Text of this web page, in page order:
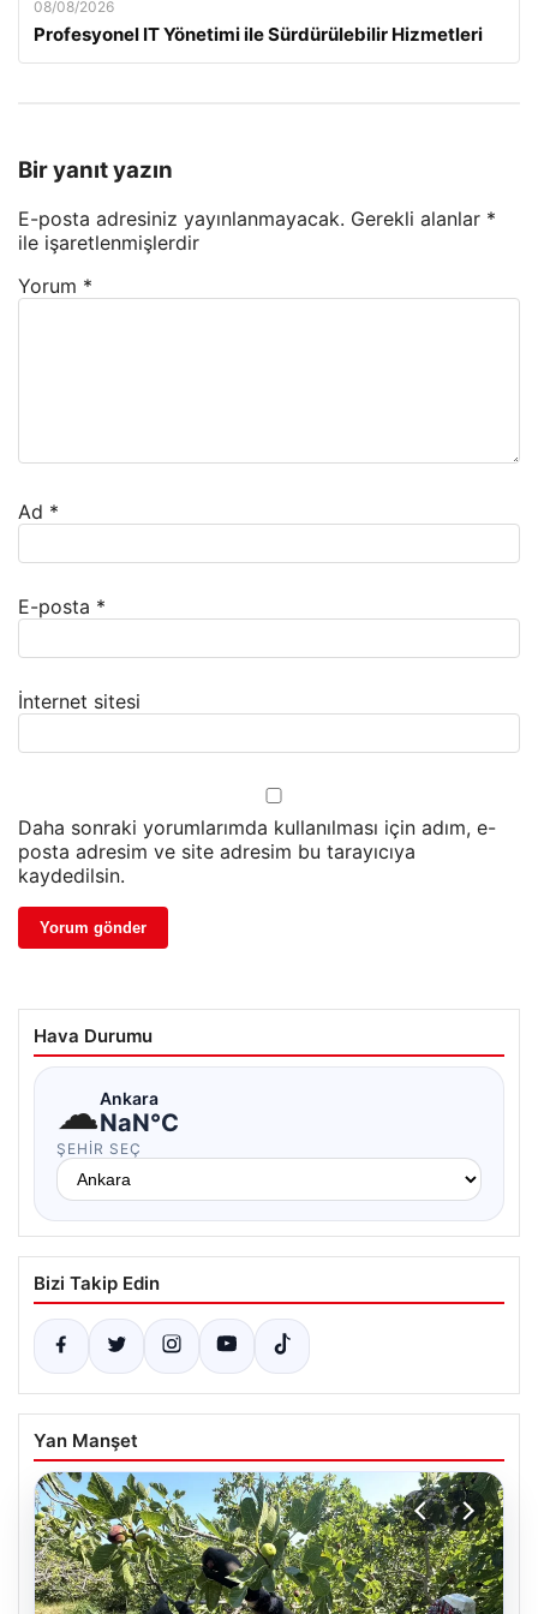
08/08/2026
Profesyonel IT Yönetimi ile Sürdürülebilir Hizmetleri
Bir yanıt yazın
E-posta adresiniz yayınlanmayacak. Gerekli alanlar *
ile işaretlenmişlerdir
Yorum *
Ad *
E-posta *
İnternet sitesi
Daha sonraki yorumlarımda kullanılması için adım, e-
posta adresim ve site adresim bu tarayıcıya
kaydedilsin.
Hava Durumu
☁Ankara
NaN°C
ŞEHIR SEÇ
Bizi Takip Edin
Yan Manşet